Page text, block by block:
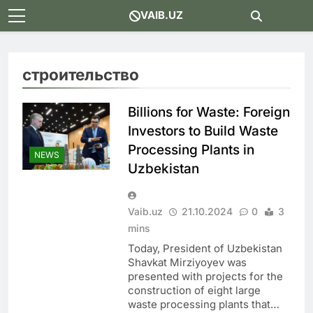
Skip
to
VAIB.UZ
строительство
NEWS
Billions for Waste: Foreign
Investors to Build Waste
Processing Plants in
Uzbekistan
Vaib.uz 21.10.2024 0
3
mins
Today, President of Uzbekistan
Shavkat Mirziyoyev was
presented with projects for the
construction of eight large
waste processing plants that…